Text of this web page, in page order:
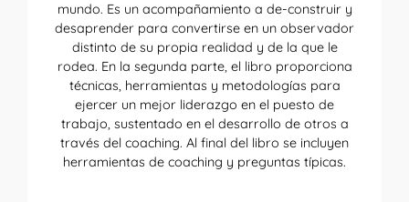
mundo. Es un acompañamiento a de-construir y
desaprender para convertirse en un observador
distinto de su propia realidad y de la que le
rodea. En la segunda parte, el libro proporciona
técnicas, herramientas y metodologías para
ejercer un mejor liderazgo en el puesto de
trabajo, sustentado en el desarrollo de otros a
través del coaching. Al final del libro se incluyen
herramientas de coaching y preguntas típicas.